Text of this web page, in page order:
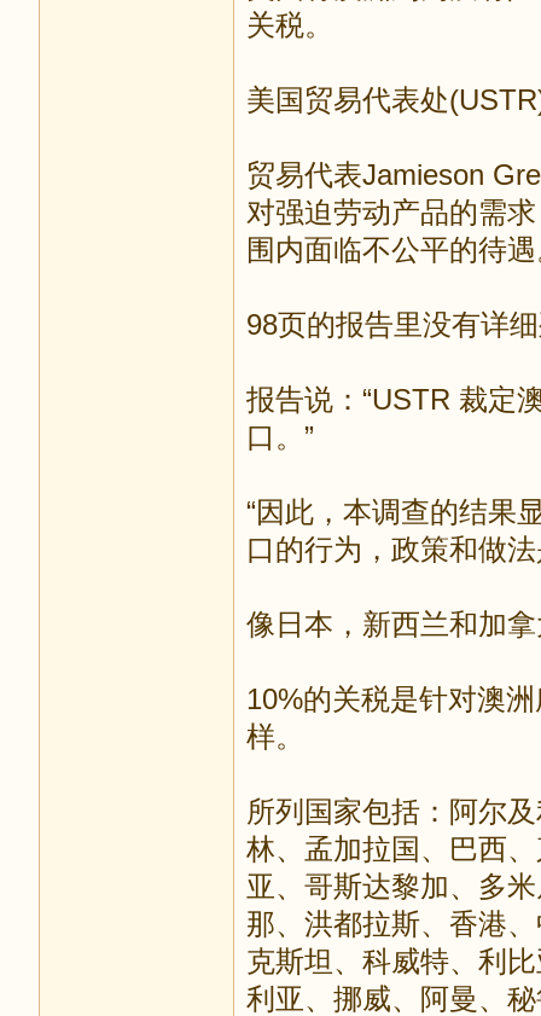
关税。
美国贸易代表处
贸易代表Jamieson
对强迫劳动产品的需
围内面临不公平的待遇
98页的报告里没有详
报告说：“USTR 裁定
口。”
“因此，本调查的结果
口的行为，政策和做
像日本，新西兰和加
10%的关税是针对澳
样。
所列国家包括：阿尔
林、孟加拉国、巴西
亚、哥斯达黎加、多
那、洪都拉斯、香港
克斯坦、科威特、利
利亚、挪威、阿曼、